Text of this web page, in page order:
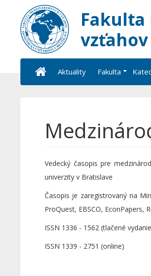
vzťahov
Aktuality Fakulta
Vedecký časopis pre
univerzity v Bratislave
Časopis je zaregistrovaný na
ProQuest, EBSCO, EconPapers,
ISSN 1336 - 1562 (tlačené
ISSN 1339 - 2751 (online)